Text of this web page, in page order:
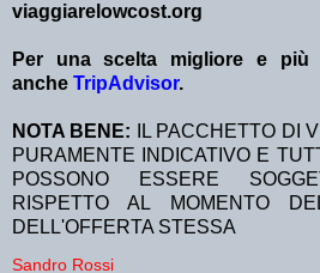
viaggiarelowcost.org
Per una scelta migliore e più
anche TripAdvisor.
NOTA BENE:
IL PACCHETTO DI
PURAMENTE INDICATIVO E
POSSONO ESSERE
RISPETTO AL MOMENTO
DELL'OFFERTA STESSA
Sandro Rossi